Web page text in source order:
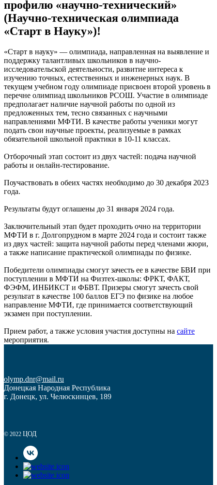
профилю «научно-технический»
(Научно-техническая олимпиада
«Старт в Науку»)!
«Старт в науку» — олимпиада, направленная на выявление и
поддержку талантливых школьников в научно-
исследовательской деятельности, развитие интереса к
изучению точных, естественных и инженерных наук. В
текущем учебном году олимпиаде присвоен второй уровень в
перечне олимпиад школьников РСОШ. Участие в олимпиаде
предполагает наличие научной работы по одной из
предложенных тем, тесно связанных с научными
направлениями МФТИ. В качестве работы ученики могут
подать свои научные проекты, реализуемые в рамках
обязательной школьной практики в 10-11 классах.
Отборочный этап состоит из двух частей: подача научной
работы и онлайн-тестирование.
Поучаствовать в обеих частях необходимо до 30 декабря 2023
года.
Результаты будут оглашены до 31 января 2024 года.
Заключительный этап будет проходить очно на территории
МФТИ в г. Долгопрудном в марте 2024 года и состоит также
из двух частей: защита научной работы перед членами жюри,
а также написание практической олимпиады по физике.
Победители олимпиады смогут зачесть ее в качестве БВИ при
поступлении в МФТИ на Физтех-школы: ФРКТ, ФАКТ,
ФЭФМ, ИНБИКСТ и ФБВТ. Призеры смогут зачесть свой
результат в качестве 100 баллов ЕГЭ по физике на любое
направление МФТИ, где принимается соответствующий
экзамен при поступлении.
Прием работ, а также условия участия доступны на сайте
мероприятия.
olymp.dnr@mail.ru
Донецкая Народная Республика
г. Донецк, ул. Челюскинцев, 189
© 2022 ЦОД